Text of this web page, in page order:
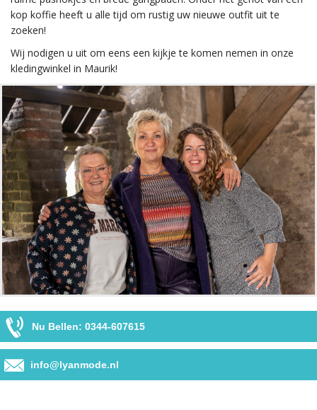
kop koffie heeft u alle tijd om rustig uw nieuwe outfit uit te
zoeken!
Wij nodigen u uit om eens een kijkje te komen nemen in onze
kledingwinkel in Maurik!
Nu Bellen: 0344-607615
info@lyanmode.nl